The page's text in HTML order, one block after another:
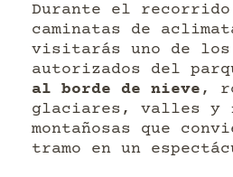
Durante el
caminatas de
visitarás uno de los
autorizados del
al borde de nieve ,
glaciares, valles y
montañosas que
tramo en un